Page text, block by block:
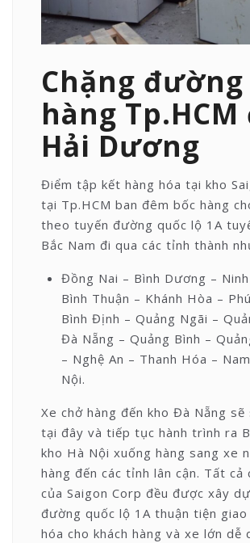
Chặng
hàng Tp.HCM
Hải Dương
Điểm tập kết hàng hóa tại kho
tại Tp.HCM ban đêm bốc hàng
theo tuyến đường quốc lộ 1A
Bắc Nam đi qua các tỉnh thành
Đồng Nai – Bình Dương –
Bình Thuận – Khánh Hòa –
Bình Định – Quảng Ngãi –
Đà Nẵng – Quảng Bình –
– Nghệ An – Thanh Hóa –
Nội.
Xe chở hàng đến kho Đà Nẵng sẽ
tại đây và tiếp tục hành trình ra
kho Hà Nội xuống hàng sang xe
hàng đến các tỉnh lân cận. Tất cả
của Saigon Corp đều được xây
đường quốc lộ 1A thuận tiện giao
hóa cho khách hàng và xe lớn dễ